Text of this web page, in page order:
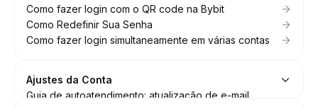
Como fazer login com o QR code na Bybit
Como Redefinir Sua Senha
Como fazer login simultaneamente em várias contas
Ajustes da Conta
Guia de autoatendimento: atualização de e-mail,